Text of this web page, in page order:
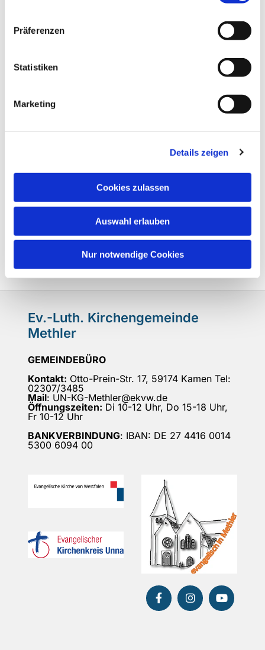
Präferenzen
Statistiken
Marketing
Details zeigen
Cookies zulassen
Auswahl erlauben
Nur notwendige Cookies
Ev.-Luth. Kirchengemeinde
Methler
GEMEINDEBÜRO
Kontakt: Otto-Prein-Str. 17, 59174 Kamen Tel:
02307/3485
Mail: UN-KG-Methler@ekvw.de
Öffnungszeiten: Di 10-12 Uhr, Do 15-18 Uhr,
Fr 10-12 Uhr
BANKVERBINDUNG: IBAN: DE 27 4416 0014
5300 6094 00